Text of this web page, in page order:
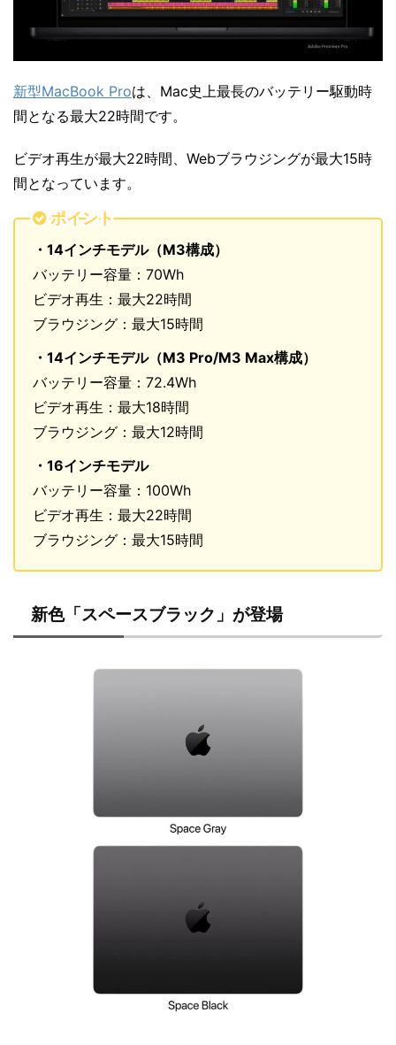
新型MacBook Proは、Mac史上最長のバッテリー駆動時
間となる最大22時間です。
ビデオ再生が最大22時間、Webブラウジングが最大15時
間となっています。
ポイント
・14インチモデル（M3構成）
バッテリー容量：70Wh
ビデオ再生：最大22時間
ブラウジング：最大15時間
・14インチモデル（M3 Pro/M3 Max構成）
バッテリー容量：72.4Wh
ビデオ再生：最大18時間
ブラウジング：最大12時間
・16インチモデル
バッテリー容量：100Wh
ビデオ再生：最大22時間
ブラウジング：最大15時間
新色「スペースブラック」が登場